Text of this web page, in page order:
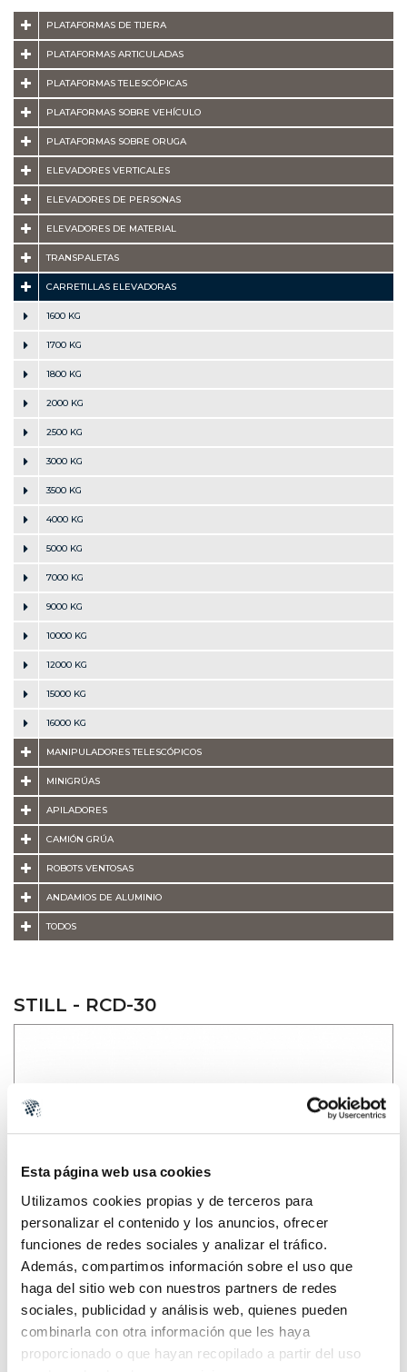
Esta página web usa cookies
Utilizamos cookies propias y de terceros para
personalizar el contenido y los anuncios, ofrecer
funciones de redes sociales y analizar el tráfico.
Además, compartimos información sobre el uso que
haga del sitio web con nuestros partners de redes
sociales, publicidad y análisis web, quienes pueden
combinarla con otra información que les haya
proporcionado o que hayan recopilado a partir del uso
PLATAFORMAS DE TIJERA
PLATAFORMAS ARTICULADAS
PLATAFORMAS TELESCÓPICAS
PLATAFORMAS SOBRE VEHÍCULO
PLATAFORMAS SOBRE ORUGA
ELEVADORES VERTICALES
ELEVADORES DE PERSONAS
ELEVADORES DE MATERIAL
TRANSPALETAS
CARRETILLAS ELEVADORAS
1600 KG
1700 KG
1800 KG
2000 KG
2500 KG
3000 KG
3500 KG
4000 KG
5000 KG
7000 KG
9000 KG
10000 KG
12000 KG
15000 KG
16000 KG
MANIPULADORES TELESCÓPICOS
MINIGRÚAS
APILADORES
CAMIÓN GRÚA
ROBOTS VENTOSAS
ANDAMIOS DE ALUMINIO
TODOS
STILL - RCD-30